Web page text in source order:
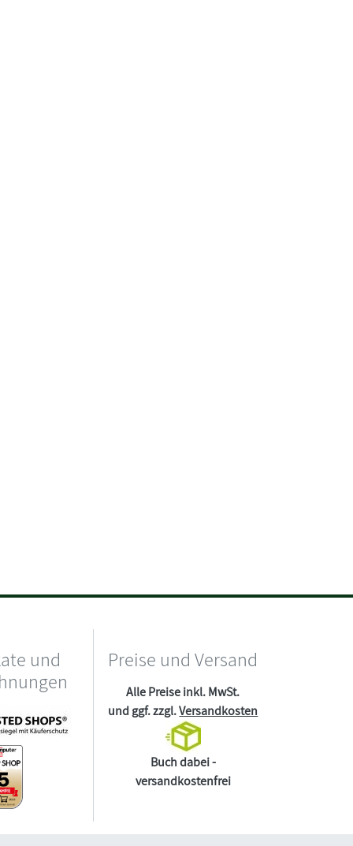
und
Preise und Versand
Alle Preise inkl. MwSt.
und ggf. zzgl.Versandkosten
Buch dabei -
versandkostenfrei